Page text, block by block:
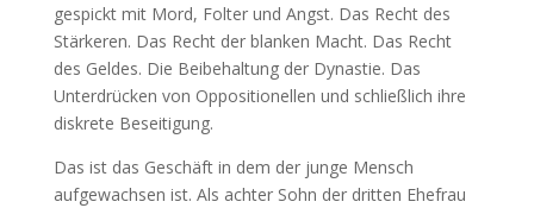
gespickt mit Mord, Folter und Angst. Das Recht des
Stärkeren. Das Recht der blanken Macht. Das Recht
des Geldes. Die Beibehaltung der Dynastie. Das
Unterdrücken von Oppositionellen und schließlich ihre
diskrete Beseitigung.
Das ist das Geschäft in dem der junge Mensch
aufgewachsen ist. Als achter Sohn der dritten Ehefrau